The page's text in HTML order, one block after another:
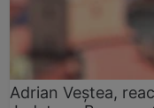
Adrian Veștea,